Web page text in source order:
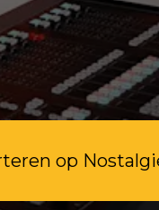
op